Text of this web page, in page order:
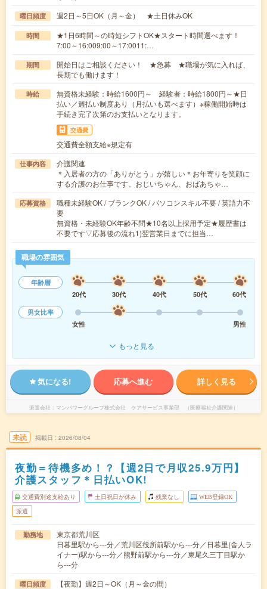
曜日頻度 週2日～5日OK（月～金） ★土日休みOK
時間
★1日6時間～の時短シフトOK★スタート時間選べます！
7:00～16:009:00～17:0011:…
期間
開始日はご相談ください！ ★急募 ★職場が気に入れば、
長期でも働けます！
時給
無資格未経験：時給1600円～ 経験者：時給1800円～★日
払い／週払い制度あり（月払いも選べます）※稼働開始時は
手続き完了次第のお支払いとなります。
交通費
交通費全額支給※規定有
仕事内容
介護関連
＊入居者の方の「ありがとう」が嬉しい＊お年寄りを笑顔に
する介護のお仕事です。おじいちゃん、おばあちゃ…
応募資格
職種未経験OK / ブランクOK / パソコンスキル不要 / 英語力不
要
無資格・未経験OK年齢不問★10名以上採用予定★履歴書は
不要です▽応募後の流れ1)翌営業日までに担当…
職場の雰囲気
年齢層
20代
30代 40代 50代
60代
男女比率
女性
男性
もっと見る
気になる! 応募へ進む 詳しく見る
派遣会社 マンパワーグループ株式会社 ケアサービス事業部 （医療福祉介護関連）
未読 掲載日 2026/08/04
夜勤＝待機多め！？【週2日で月収25.9万円】
介護スタッフ＊日払いOK!
交通費別途支給あり 土日祝日が休み 残業なし WEB登録OK
派遣
勤務地
東京都荒川区
日暮里駅から---分／荒川区役所前駅から---分／日暮里(舎人ラ
イナー)駅から---分／熊野前駅から---分／東尾久三丁目駅か
ら---分
曜日頻度 【夜勤】週2日～OK（月～金の間）